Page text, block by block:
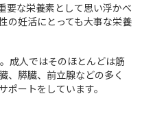
要な栄養素として思い浮かべ
の妊活にとっても大事な栄養
成人ではそのほとんどは筋
、膵臓、前立腺などの多く
ートをしています。